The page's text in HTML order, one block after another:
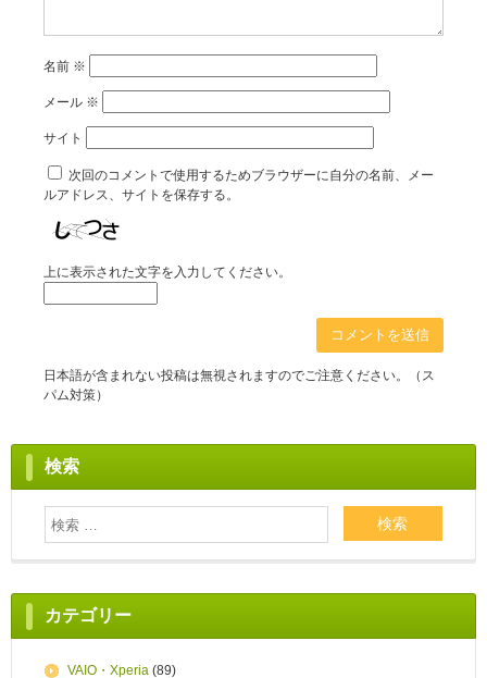
名前 ※
メール ※
サイト
次回のコメントで使用するためブラウザーに自分の名前、メー
ルアドレス、サイトを保存する。
上に表示された文字を入力してください。
日本語が含まれない投稿は無視されますのでご注意ください。（ス
パム対策）
検索
カテゴリー
VAIO・Xperia (89)